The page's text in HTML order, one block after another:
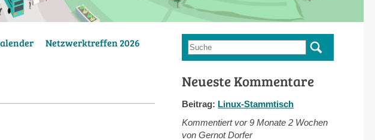
Netzwerktreffen 2026
Suchformular
Suche
Neueste Kommentare
Beitrag: Linux-Stammtisch
Kommentiert vor9 Monate 2 Wochen
von Gernot Dorfer